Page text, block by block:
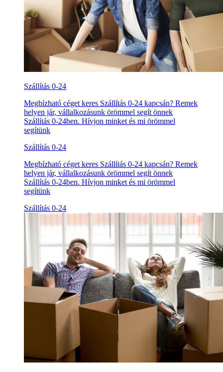
Szállítás 0-24
Megbízható céget keres Szállítás 0-24 kapcsán? Remek
helyen jár, vállalkozásunk örömmel segít önnek
Szállítás 0-24ben. Hívjon minket és mi örömmel
segítünk
Szállítás 0-24
Megbízható céget keres Szállítás 0-24 kapcsán? Remek
helyen jár, vállalkozásunk örömmel segít önnek
Szállítás 0-24ben. Hívjon minket és mi örömmel
segítünk
Szállítás 0-24